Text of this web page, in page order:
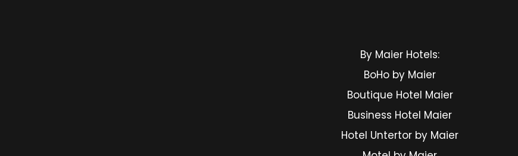
By Maier Hotels:
BoHo by Maier
Boutique Hotel Maier
Business Hotel Maier
Hotel Untertor by Maier